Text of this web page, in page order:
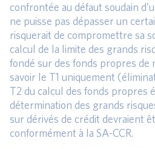
confrontée au défaut soudain
ne puisse pas dépasser un
risquerait de compromettre sa
calcul de la limite des grands
fondé sur des fonds propres de
savoir le T1 uniquement
T2 du calcul des fonds propres
détermination des grands
sur dérivés de crédit devraient
conformément à la SA-CCR.